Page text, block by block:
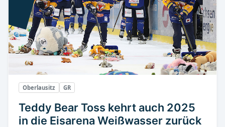
Oberlausitz GR
Teddy Bear Toss kehrt auch 2025
in die Eisarena Weißwasser zurück